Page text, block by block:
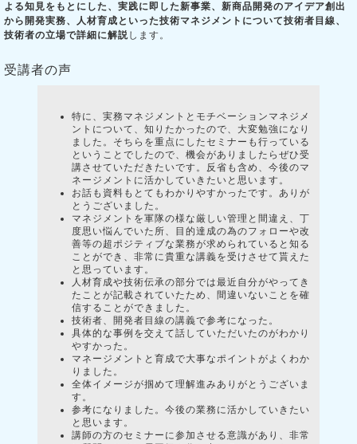
よる知見をもとにした、実践に即した新事業、新商品開発のアイデア創出
から開発実務、人材育成といった技術マネジメントについて技術者目線、
技術者の立場で詳細に解説します。
受講者の声
特に、実務マネジメントとモチベーションマネジメ
ントについて、知りたかったので、大変勉強になり
ました。そちらを重点にしたセミナーも行っている
ということでしたので、機会がありましたらぜひ受
講させていただきたいです。反省も含め、今後のマ
ネージメントに活かしていきたいと思います。
お話も資料もとてもわかりやすかったです。ありが
とうございました。
マネジメントを軍隊の様な厳しい管理と間違え、丁
度思い悩んでいた所、目的達成の為のフォローや改
善等の超ポジティブな業務が求められていると知る
ことができ、非常に貴重な講義を受けさせて貰えた
と思っています。
人材育成や技術伝承の部分では最近自分がやってき
たことが記載されていたため、間違いないことを確
信することができました。
技術者、開発者目線の講義で参考になった。
具体的な事例を交えて話していただいたのがわかり
やすかった。
マネージメントと育成で大事なポイントがよくわか
りました。
全体イメージが掴めて理解進みありがとうございま
す。
参考になりました。今後の業務に活かしていきたい
と思います。
講師の方のセミナーに参加させる意識があり、非常